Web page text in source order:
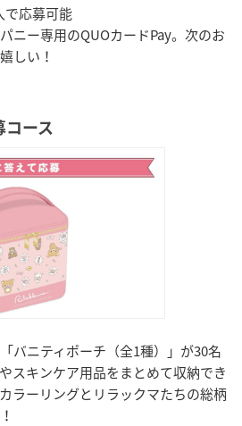
で応募可能
ニー専用のQUOカードPay。次のお
しい！
コース
バニティポーチ（全1種）」が30名
スキンケア用品をまとめて収納でき
ラーリングとリラックマたちの総柄